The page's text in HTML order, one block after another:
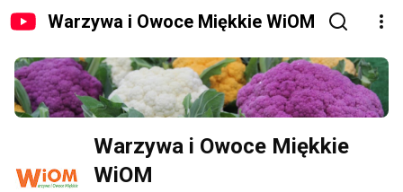
Warzywa i Owoce Miękkie WiOM
Warzywa i Owoce Miękkie
WiOM